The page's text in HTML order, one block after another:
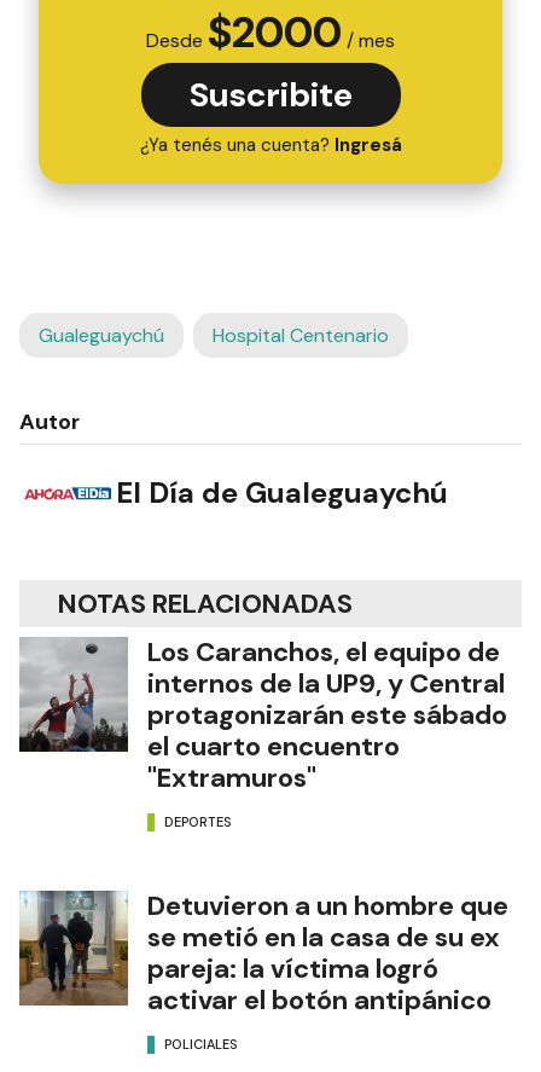
Desde $2000 / mes
Suscribite
¿Ya tenés una cuenta? Ingresá
Gualeguaychú Hospital Centenario
Autor
El Día de Gualeguaychú
NOTAS RELACIONADAS
Los Caranchos, el equipo de
internos de la UP9, y Central
protagonizarán este sábado
el cuarto encuentro
"Extramuros"
DEPORTES
Detuvieron a un hombre que
se metió en la casa de su ex
pareja: la víctima logró
activar el botón antipánico
POLICIALES